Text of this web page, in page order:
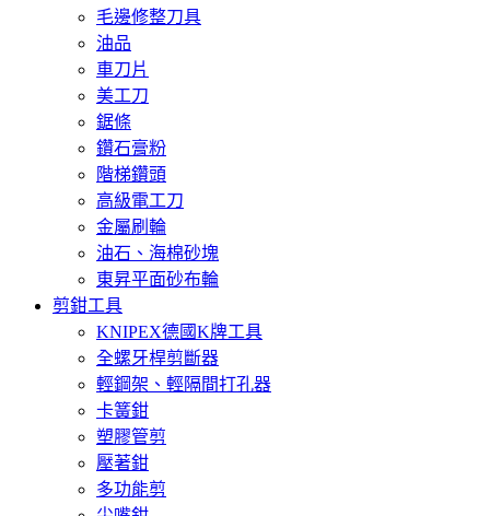
毛邊修整刀具
油品
車刀片
美工刀
鋸條
鑽石膏粉
階梯鑽頭
高級電工刀
金屬刷輪
油石、海棉砂塊
東昇平面砂布輪
剪鉗工具
KNIPEX德國K牌工具
全螺牙桿剪斷器
輕鋼架、輕隔間打孔器
卡簧鉗
塑膠管剪
壓著鉗
多功能剪